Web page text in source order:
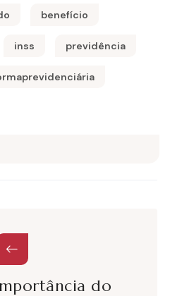
benefício
inss previdência
do